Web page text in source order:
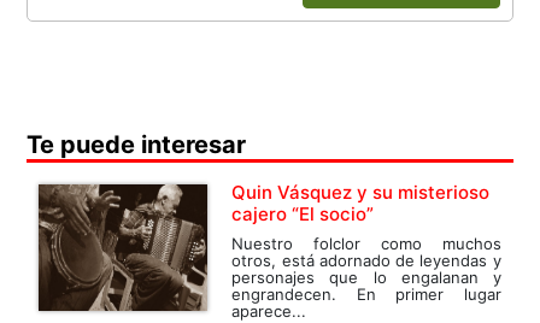
Te puede interesar
Quin Vásquez y su misterioso
cajero “El socio”
Nuestro folclor como muchos
otros, está adornado de leyendas y
personajes que lo engalanan y
engrandecen. En primer lugar
aparece...